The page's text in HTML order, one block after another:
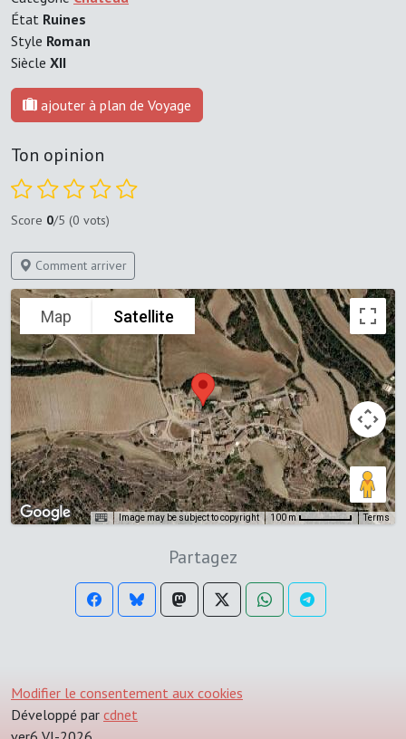
État Ruines
Style Roman
Siècle XII
ajouter à plan de Voyage
Ton opinion
Score 0/5 (0 vots)
Comment arriver
Map Satellite
Image may be subject to copyright 100 m Terms
Partagez
Modifier le consentement aux cookies
Développé par cdnet